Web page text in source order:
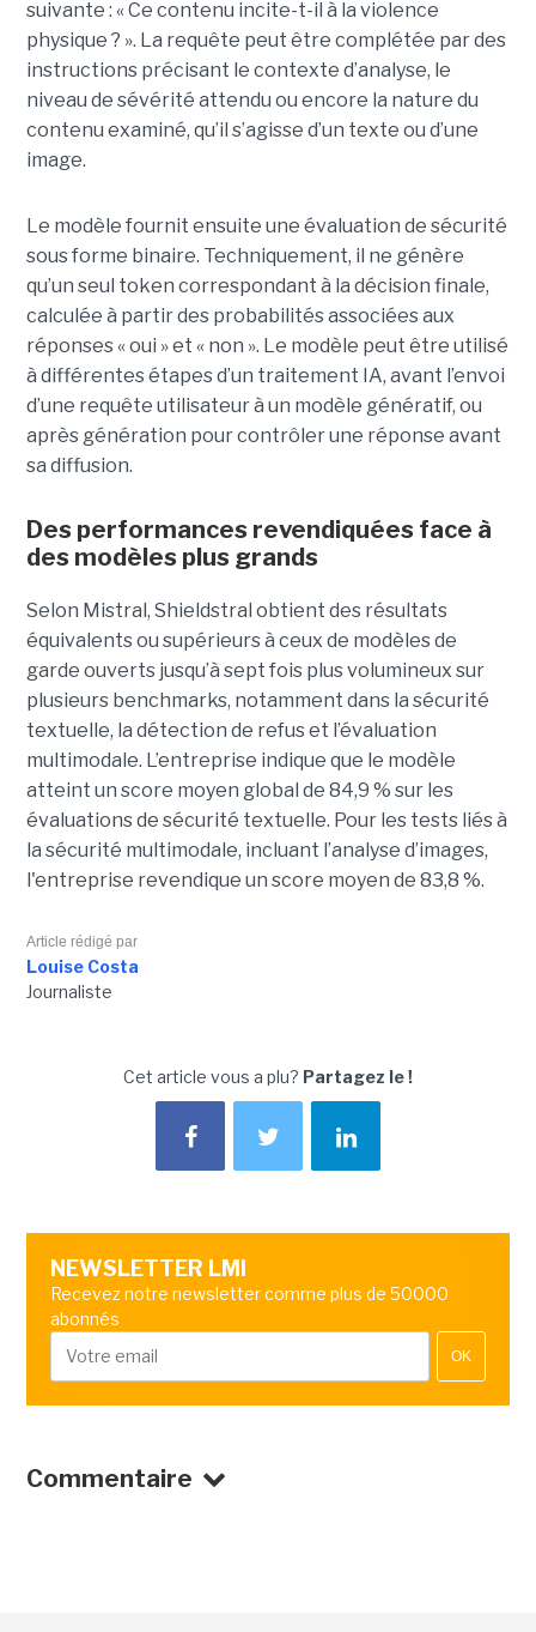
suivante : « Ce contenu incite-t-il à la violence
physique ? ». La requête peut être complétée par des
instructions précisant le contexte d’analyse, le
niveau de sévérité attendu ou encore la nature du
contenu examiné, qu’il s’agisse d’un texte ou d’une
image.
Le modèle fournit ensuite une évaluation de sécurité
sous forme binaire. Techniquement, il ne génère
qu’un seul token correspondant à la décision finale,
calculée à partir des probabilités associées aux
réponses « oui » et « non ». Le modèle peut être utilisé
à différentes étapes d’un traitement IA, avant l’envoi
d’une requête utilisateur à un modèle génératif, ou
après génération pour contrôler une réponse avant
sa diffusion.
Des performances revendiquées face à
des modèles plus grands
Selon Mistral, Shieldstral obtient des résultats
équivalents ou supérieurs à ceux de modèles de
garde ouverts jusqu’à sept fois plus volumineux sur
plusieurs benchmarks, notamment dans la sécurité
textuelle, la détection de refus et l’évaluation
multimodale. L’entreprise indique que le modèle
atteint un score moyen global de 84,9 % sur les
évaluations de sécurité textuelle. Pour les tests liés à
la sécurité multimodale, incluant l’analyse d’images,
l'entreprise revendique un score moyen de 83,8 %.
Article rédigé par
Louise Costa
Journaliste
Cet article vous a plu? Partagez le !
NEWSLETTER LMI
Recevez notre newsletter comme plus de 50000
abonnés
OK
Commentaire